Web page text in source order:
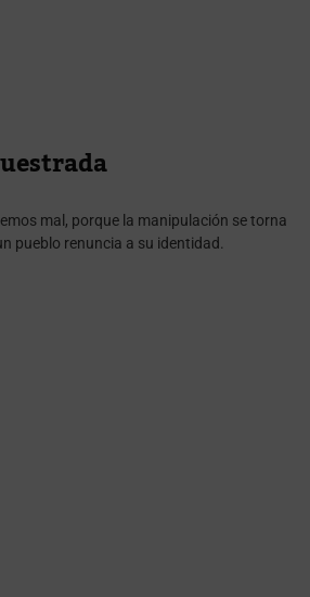
mal, porque la manipulación se torna
pueblo renuncia a su identidad.